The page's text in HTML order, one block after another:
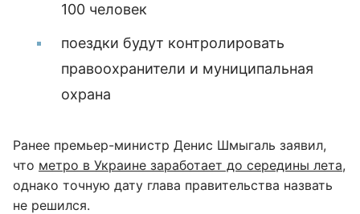
100 человек
поездки будут контролировать
правоохранители и муниципальная
охрана
Ранее премьер-министр Денис Шмыгаль заявил,
что метро в Украине заработает до середины лета,
однако точную дату глава правительства назвать
не решился.